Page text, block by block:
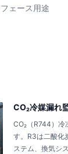
ェース用途
CO₂冷媒漏れ
CO₂（R744）冷
す。R3は二酸化
ステム、換気シ